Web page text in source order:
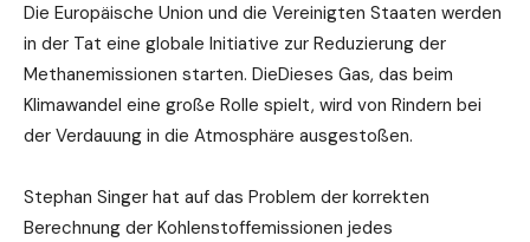
Die Europäische Union und die Vereinigten Staaten werden
in der Tat eine globale Initiative zur Reduzierung der
Methanemissionen starten. DieDieses Gas, das beim
Klimawandel eine große Rolle spielt, wird von Rindern bei
der Verdauung in die Atmosphäre ausgestoßen.
Stephan Singer hat auf das Problem der korrekten
Berechnung der Kohlenstoffemissionen jedes